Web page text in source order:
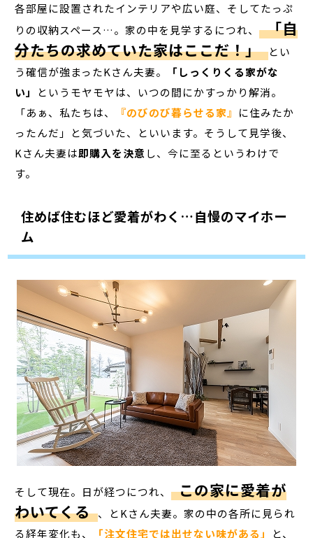
各部屋に設置されたインテリアや広い庭、そしてたっぷ
りの収納スペース…。家の中を見学するにつれ、 「自
分たちの求めていた家はここだ！」 とい
う確信が強まったKさん夫妻。
「しっくりくる家がな
い」
というモヤモヤは、いつの間にかすっかり解消。
「あぁ、私たちは、
『のびのび暮らせる家』 に住みたか
ったんだ」と気づいた、といいます。そうして見学後、
Kさん夫妻は即購入を決意 し、今に至るというわけで
す。
住めば住むほど愛着がわく…自慢のマイホー
ム
そして現在。日が経つにつれ、 この家に愛着が
わいてくる 、とKさん夫妻。家の中の各所に見られ
る経年変化も、
「注文住宅では出せない味がある」 と、